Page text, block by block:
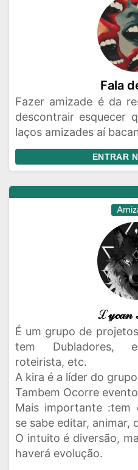
Fala
Fazer amizade é da
descontrair esquecer
laços amizades aí
ENTRAR
ℒ𝓎𝒸𝒶𝓃
É um grupo de
tem Dubladores,
roteirista, etc.
A kira é a líder do
Tambem Ocorre
Mais importante :tem
se sabe editar, animar,
O intuito é diversão,
haverá evolução.